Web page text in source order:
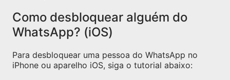
Como desbloquear alguém do
WhatsApp? (iOS)
Para desbloquear uma pessoa do WhatsApp no
iPhone ou aparelho iOS, siga o tutorial abaixo: